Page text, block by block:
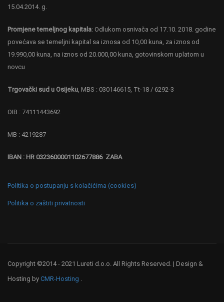
15.04.2014. g.
Promjene temeljnog kapitala: Odlukom osnivača od 17.10. 2018. godine
povećava se temeljni kapital sa iznosa od 10,00 kuna, za iznos od
19.990,00 kuna, na iznos od 20.000,00 kuna, gotovinskom uplatom u
novcu
Trgovački sud u Osijeku , MBS : 030146615, Tt-18 / 6292-3
OIB : 74111443692
MB : 4219287
IBAN : HR 0323600001102677886 ZABA
Politika o postupanju s kolačićima (cookies)
Politika o zaštiti privatnosti
Copyright ©2014 - 2021 Lureti d.o.o. All Rights Reserved. | Design &
Hosting by CMR-Hosting